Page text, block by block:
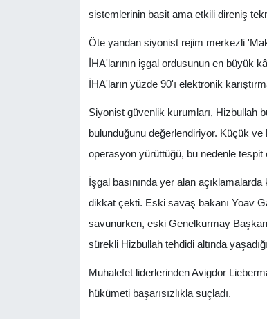
sistemlerinin basit ama etkili direniş
Öte yandan siyonist rejim merkezli
İHA'larının işgal ordusunun en büyük
İHA'ların yüzde 90'ı elektronik
Siyonist güvenlik kurumları, Hizbullah
bulunduğunu değerlendiriyor. Küçük ve
operasyon yürüttüğü, bu nedenle
İşgal basınında yer alan
dikkat çekti. Eski savaş bakanı Yoav
savunurken, eski Genelkurmay
sürekli Hizbullah tehdidi altında
Muhalefet liderlerinden Avigdor
hükümeti başarısızlıkla suçladı.